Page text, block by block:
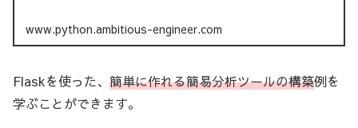
www.python.ambitious-engineer.com
Flaskを使った、 簡単に作れる簡易分析ツールの構築例を
学ぶことができます。